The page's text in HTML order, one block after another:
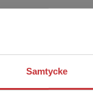
Samtycke